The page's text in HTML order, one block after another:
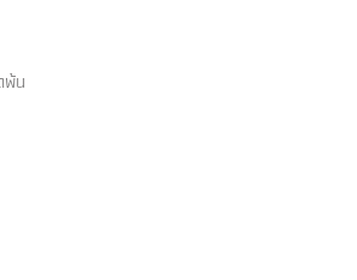
๓ จำพวก คือ บุคคลมีปฏิภาณเพราะ
พ้น